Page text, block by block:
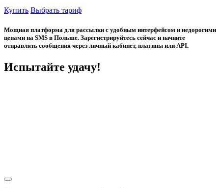
Купить Выбрать тариф
Мощная платформа для рассылки с удобным интерфейсом и недорогими
ценами на SMS в Польше. Зарегистрируйтесь сейчас и начните
отправлять сообщения через личный кабинет, плагины или API.
Испытайте удачу!